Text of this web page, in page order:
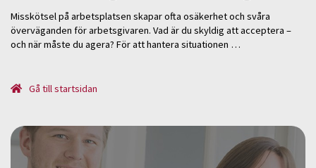
Misskötsel på arbetsplatsen skapar ofta osäkerhet och svåra
överväganden för arbetsgivaren. Vad är du skyldig att acceptera –
och när måste du agera? För att hantera situationen …
Gå till startsidan